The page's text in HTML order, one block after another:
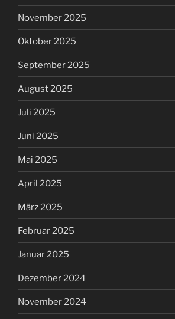
November 2025
Oktober 2025
September 2025
August 2025
Juli 2025
Juni 2025
Mai 2025
April 2025
März 2025
Februar 2025
Januar 2025
Dezember 2024
November 2024